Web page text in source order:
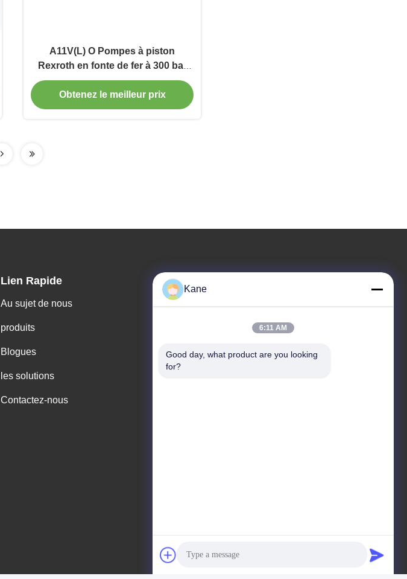
A11V(L) O Pompes à piston
Rexroth en fonte de fer à 300 bar
pour les machines de construction
Obtenez le meilleur prix
Lien Rapide
Au sujet de nous
produits
Blogues
les solutions
Contactez-nous
Notre adresse
Adresse de l'entreprise
Baima, zone de développement économique et
province du Hunan
Kane
6:11 AM
Good day, what product are you looking
for?